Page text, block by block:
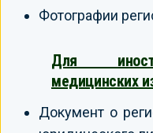
Фотографии
Для
медицинских
Документ о